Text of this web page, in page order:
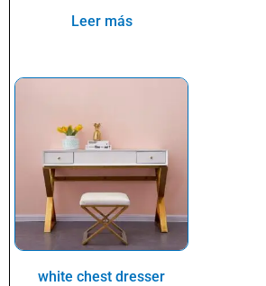
Leer más
white chest dresser